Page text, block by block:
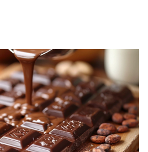
tipy na to, jak identifikovat
čokolády ovlivňuje naše